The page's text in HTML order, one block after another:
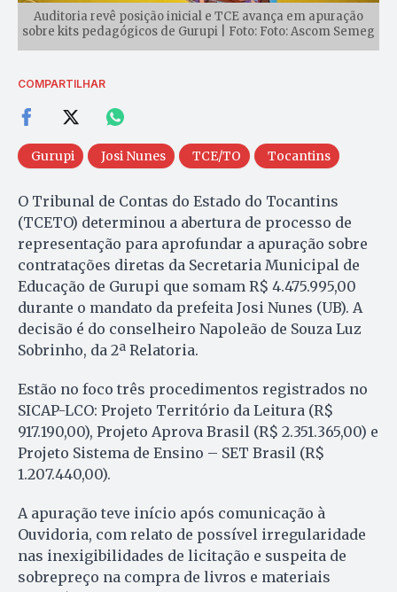
Auditoria revê posição inicial e TCE avança em apuração
sobre kits pedagógicos de Gurupi | Foto: Foto: Ascom Semeg
COMPARTILHAR
Gurupi Josi Nunes TCE/TO Tocantins
O Tribunal de Contas do Estado do Tocantins
(TCETO) determinou a abertura de processo de
representação para aprofundar a apuração sobre
contratações diretas da Secretaria Municipal de
Educação de Gurupi que somam R$ 4.475.995,00
durante o mandato da prefeita Josi Nunes (UB). A
decisão é do conselheiro Napoleão de Souza Luz
Sobrinho, da 2ª Relatoria.
Estão no foco três procedimentos registrados no
SICAP-LCO: Projeto Território da Leitura (R$
917.190,00), Projeto Aprova Brasil (R$ 2.351.365,00) e
Projeto Sistema de Ensino – SET Brasil (R$
1.207.440,00).
A apuração teve início após comunicação à
Ouvidoria, com relato de possível irregularidade
nas inexigibilidades de licitação e suspeita de
sobrepreço na compra de livros e materiais